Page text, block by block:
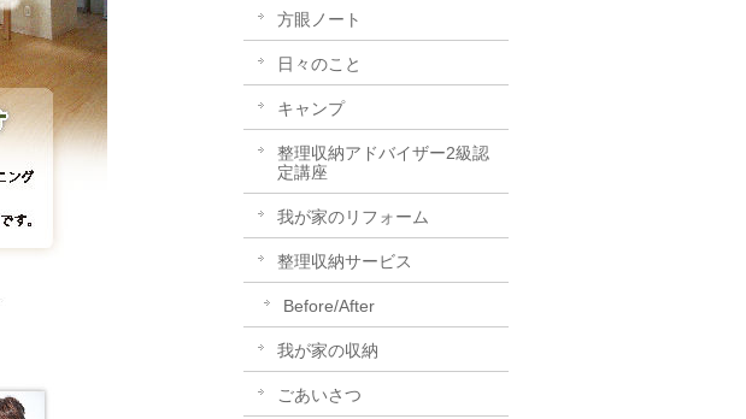
方眼ノート
日々のこと
キャンプ
整理収納アドバイザー2級認
定講座
我が家のリフォーム
整理収納サービス
Before/After
我が家の収納
ごあいさつ